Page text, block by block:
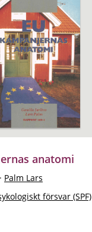
anatomi
· Palm Lars
försvar (SPF)